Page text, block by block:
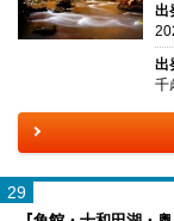
出
出
千
29